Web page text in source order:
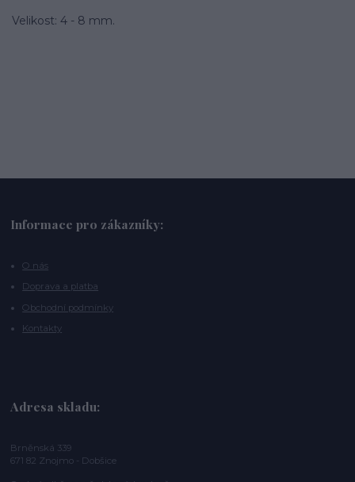
Velikost: 4 - 8 mm.
Informace pro zákazníky:
O nás
Doprava a platba
Obchodní podmínky
Kontakty
Adresa skladu:
Brněnská 339
671 82 Znojmo - Dobšice